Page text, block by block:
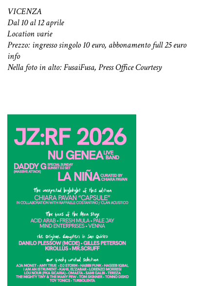
VICENZA
Dal 10 al 12 aprile
Location varie
Prezzo: ingresso singolo 10 euro, abbonamento full 25 euro
info
Nella foto in alto: FusaiFusa, Press Office Courtesy